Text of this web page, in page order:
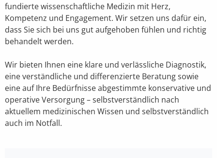
fundierte wissenschaftliche Medizin mit Herz,
Kompetenz und Engagement. Wir setzen uns dafür ein,
dass Sie sich bei uns gut aufgehoben fühlen und richtig
behandelt werden.
Wir bieten Ihnen eine klare und verlässliche Diagnostik,
eine verständliche und differenzierte Beratung sowie
eine auf Ihre Bedürfnisse abgestimmte konservative und
operative Versorgung – selbstverständlich nach
aktuellem medizinischen Wissen und selbstverständlich
auch im Notfall.